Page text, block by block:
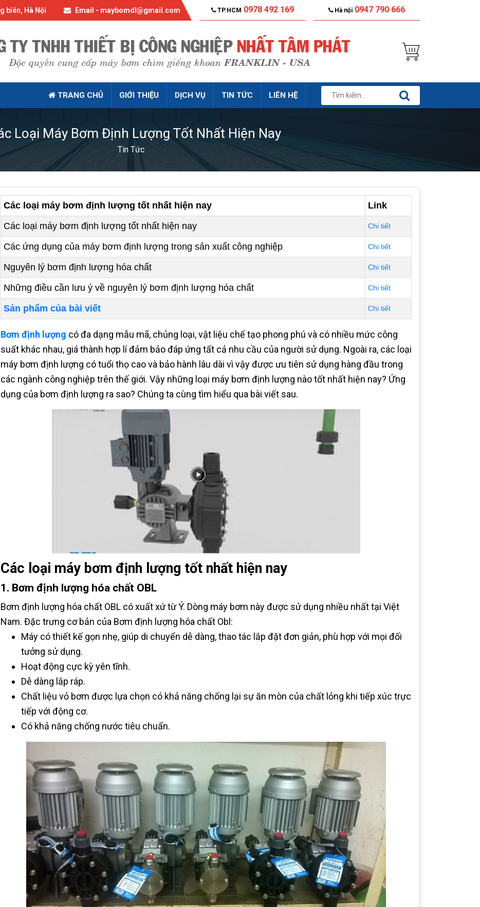
biên, Hà Nội Email - maybomdl@gmail.com TP.HCM 0978 492 169 Hà nội 0947 790 666
TRANG CHỦ GIỚI THIỆU DỊCH VỤ TIN TỨC LIÊN HỆ
Loại Máy Bơm Định Lượng Tốt Nhất Hiện Nay
Tin Tức
Các loại máy bơm định lượng tốt nhất hiện nay
Link
Các loại máy bơm định lượng tốt nhất hiện nay
Chi tiết
Các ứng dụng của máy bơm định lượng trong sản xuất công nghiệp Chi tiết
Nguyên lý bơm định lượng hóa chất Chi tiết
Những điều cần lưu ý về nguyên lý bơm định lượng hóa chất Chi tiết
Sản phẩm của bài viết Chi tiết
Bơm định lượng có đa dạng mẫu mã, chủng loại, vật liệu chế tạo phong phú và có nhiều mức công
suất khác nhau, giá thành hợp lí đảm bảo đáp ứng tất cả nhu cầu của người sử dụng. Ngoài ra, các loại
máy bơm định lượng có tuổi thọ cao và bảo hành lâu dài vì vậy được ưu tiên sử dụng hàng đầu trong
các ngành công nghiệp trên thế giới. Vậy những loại máy bơm định lượng nào tốt nhất hiện nay? Ứng
dụng của bơm định lượng ra sao? Chúng ta cùng tìm hiểu qua bài viết sau.
Các loại máy bơm định lượng tốt nhất hiện nay
1. Bơm định lượng hóa chất OBL
Bơm định lượng hóa chất OBL có xuất xứ từ Ý. Dòng máy bơm này được sử dụng nhiều nhất tại Việt
Nam. Đặc trưng cơ bản của Bơm định lượng hóa chất Obl:
Máy có thiết kế gọn nhẹ, giúp di chuyển dễ dàng, thao tác lắp đặt đơn giản, phù hợp với mọi đối
tưởng sử dụng.
Hoạt động cực kỳ yên tĩnh.
Dễ dàng lắp ráp.
Chất liệu vỏ bơm được lựa chọn có khả năng chống lại sự ăn mòn của chất lỏng khi tiếp xúc trực
tiếp với động cơ.
Có khả năng chống nước tiêu chuẩn.